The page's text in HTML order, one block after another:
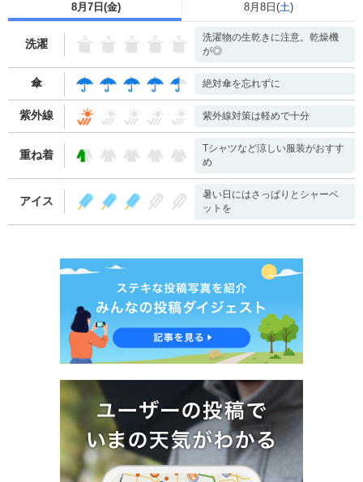
8月7日(金) 8月8日(土)
洗濯
洗濯物の生乾きに注意。乾燥機
が◎
傘 絶対傘を忘れずに
紫外線 紫外線対策は軽めで十分
重ね着
Tシャツなど涼しい服装がおすす
め
アイス
暑い日にはさっぱりとシャーベ
ットを